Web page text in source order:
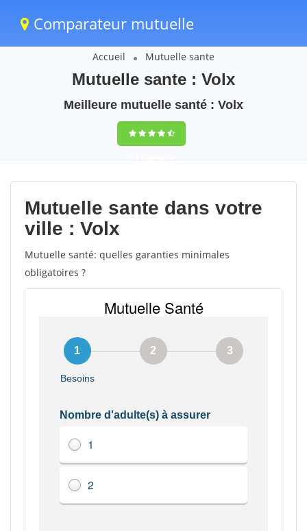
Comparateur mutuelle
Accueil Mutuelle sante
Mutuelle sante : Volx
Meilleure mutuelle santé : Volx
9,5(100%)20
votes
Mutuelle sante dans votre
ville : Volx
Mutuelle santé: quelles garanties minimales
obligatoires ?